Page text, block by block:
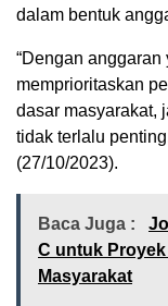
dalam bentuk
“Dengan
memprioritaskan
dasar masyarakat,
tidak terlalu
(27/10/2023).
Baca Juga :
C untuk
Masyarakat